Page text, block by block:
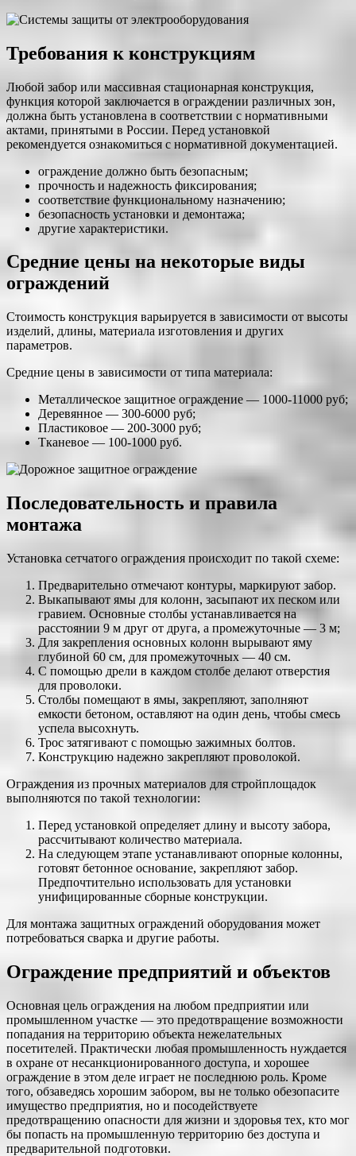
Требования к конструкциям
Любой забор или массивная стационарная конструкция,
функция которой заключается в ограждении различных зон,
должна быть установлена в соответствии с нормативными
актами, принятыми в России. Перед установкой
рекомендуется ознакомиться с нормативной документацией.
ограждение должно быть безопасным;
прочность и надежность фиксирования;
соответствие функциональному назначению;
безопасность установки и демонтажа;
другие характеристики.
Средние цены на некоторые виды
ограждений
Стоимость конструкция варьируется в зависимости от высоты
изделий, длины, материала изготовления и других
параметров.
Средние цены в зависимости от типа материала:
Металлическое защитное ограждение — 1000-11000 руб;
Деревянное — 300-6000 руб;
Пластиковое — 200-3000 руб;
Тканевое — 100-1000 руб.
Последовательность и правила
монтажа
Установка сетчатого ограждения происходит по такой схеме:
Предварительно отмечают контуры, маркируют забор.
Выкапывают ямы для колонн, засыпают их песком или
гравием. Основные столбы устанавливается на
расстоянии 9 м друг от друга, а промежуточные — 3 м;
Для закрепления основных колонн вырывают яму
глубиной 60 см, для промежуточных — 40 см.
С помощью дрели в каждом столбе делают отверстия
для проволоки.
Столбы помещают в ямы, закрепляют, заполняют
емкости бетоном, оставляют на один день, чтобы смесь
успела высохнуть.
Трос затягивают с помощью зажимных болтов.
Конструкцию надежно закрепляют проволокой.
Ограждения из прочных материалов для стройплощадок
выполняются по такой технологии:
Перед установкой определяет длину и высоту забора,
рассчитывают количество материала.
На следующем этапе устанавливают опорные колонны,
готовят бетонное основание, закрепляют забор.
Предпочтительно использовать для установки
унифицированные сборные конструкции.
Для монтажа защитных ограждений оборудования может
потребоваться сварка и другие работы.
Ограждение предприятий и объектов
Основная цель ограждения на любом предприятии или
промышленном участке — это предотвращение возможности
попадания на территорию объекта нежелательных
посетителей. Практически любая промышленность нуждается
в охране от несанкционированного доступа, и хорошее
ограждение в этом деле играет не последнюю роль. Кроме
того, обзаведясь хорошим забором, вы не только обезопасите
имущество предприятия, но и посодействуете
предотвращению опасности для жизни и здоровья тех, кто мог
бы попасть на промышленную территорию без доступа и
предварительной подготовки.